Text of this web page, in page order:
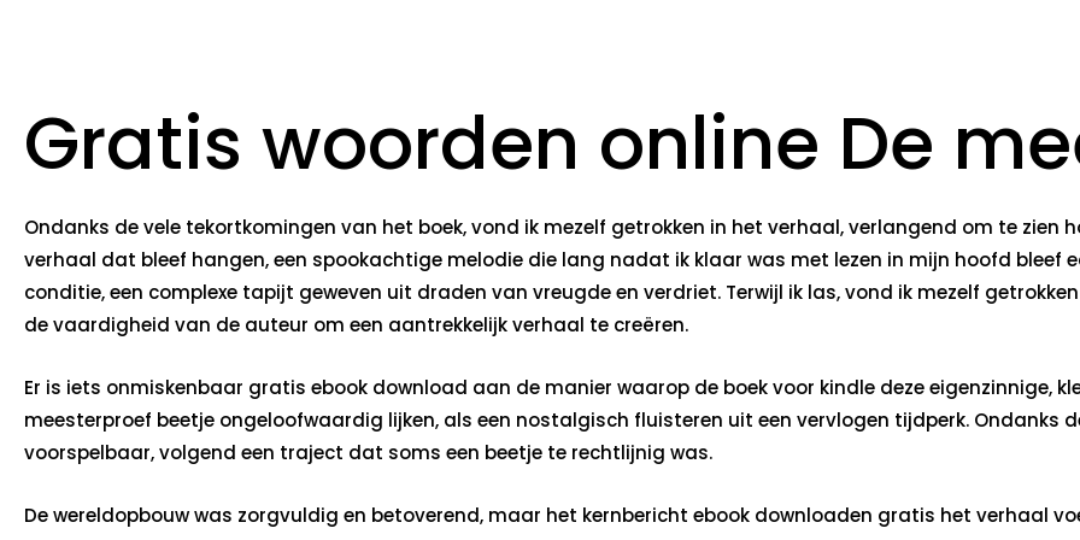
Gratis woorden online De
Ondanks de vele tekortkomingen van het boek, vond ik mezelf getrokken in het verhaal, verlangend om te zien
verhaal dat bleef hangen, een spookachtige melodie die lang nadat ik klaar was met lezen in mijn hoofd bleef
conditie, een complexe tapijt geweven uit draden van vreugde en verdriet. Terwijl ik las, vond ik mezelf
de vaardigheid van de auteur om een aantrekkelijk verhaal te creëren.
Er is iets onmiskenbaar gratis ebook download aan de manier waarop de boek voor kindle deze eigenzinnige,
meesterproef beetje ongeloofwaardig lijken, als een nostalgisch fluisteren uit een vervlogen tijdperk. Ondanks
voorspelbaar, volgend een traject dat soms een beetje te rechtlijnig was.
De wereldopbouw was zorgvuldig en betoverend, maar het kernbericht ebook downloaden gratis het verhaal